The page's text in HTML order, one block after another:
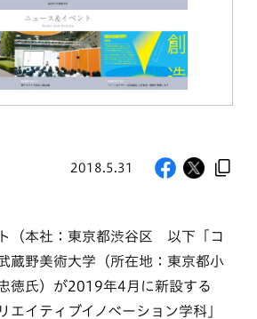
2018.5.31
（本社：東京都渋谷区 以下「コ
蔵野美術大学（所在地：東京都小
徳氏）が2019年4月に新設する
エイティブイノベーション学科」